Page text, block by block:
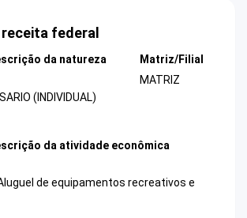
federal
da natureza
(INDIVIDUAL)
Matriz/Filial
MATRIZ
da atividade econômica
de equipamentos recreativos e